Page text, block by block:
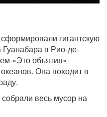
гигантскую
в Рио-де-
«Это объятия»
Она походит в
весь мусор на